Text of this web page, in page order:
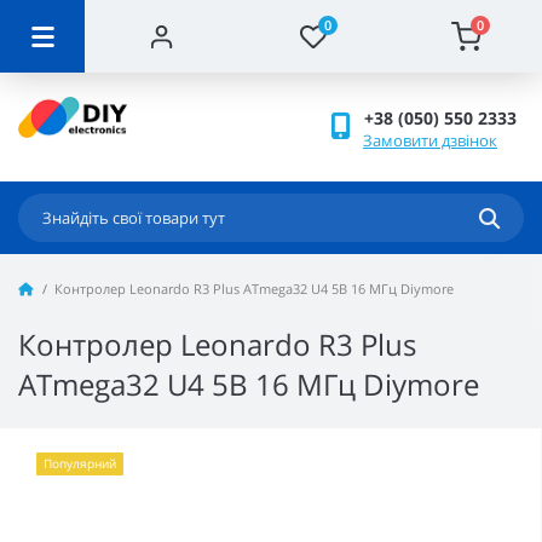
0 0
+38 (050) 550 2333
Замовити дзвінок
Контролер Leonardo R3 Plus ATmega32 U4 5В 16 МГц Diymore
Контролер Leonardo R3 Plus
ATmega32 U4 5В 16 МГц Diymore
Популярний